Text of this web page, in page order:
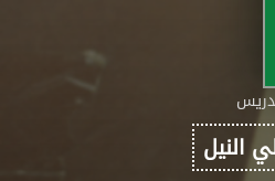
النيل